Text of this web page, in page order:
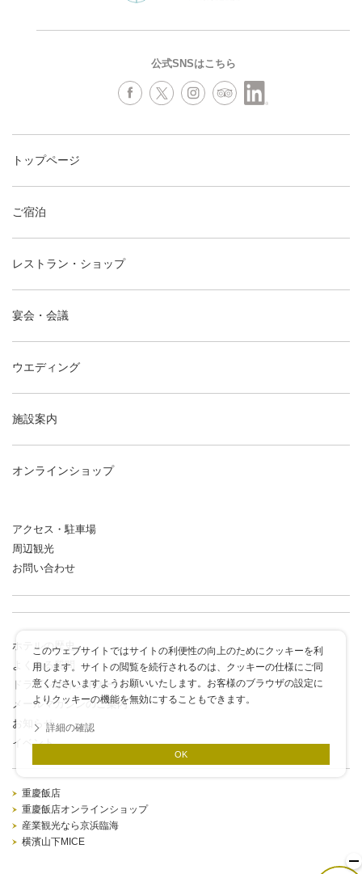
このウェブサイトではサイトの利便性の向上のためにクッキーを利
用します。サイトの閲覧を続行されるのは、クッキーの仕様にご同
意くださいますようお願いいたします。お客様のブラウザの設定に
よりクッキーの機能を無効にすることもできます。
詳細の確認
OK
公式SNSはこちら
トップページ
ご宿泊
レストラン・ショップ
宴会・会議
ウエディング
施設案内
オンラインショップ
アクセス・駐車場
周辺観光
お問い合わせ
ホテルの歴史
よくある質問
ドラゴンポイントカード
メールマガジンのご案内
お知らせ
イベント
重慶飯店
重慶飯店オンラインショップ
産業観光なら京浜臨海
横濱山下MICE